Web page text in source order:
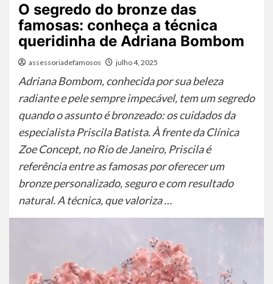
O segredo do bronze das
famosas: conheça a técnica
queridinha de Adriana Bombom
assessoriadefamosos julho 4, 2025
Adriana Bombom, conhecida por sua beleza
radiante e pele sempre impecável, tem um segredo
quando o assunto é bronzeado: os cuidados da
especialista Priscila Batista. À frente da Clínica
Zoe Concept, no Rio de Janeiro, Priscila é
referência entre as famosas por oferecer um
bronze personalizado, seguro e com resultado
natural. A técnica, que valoriza …